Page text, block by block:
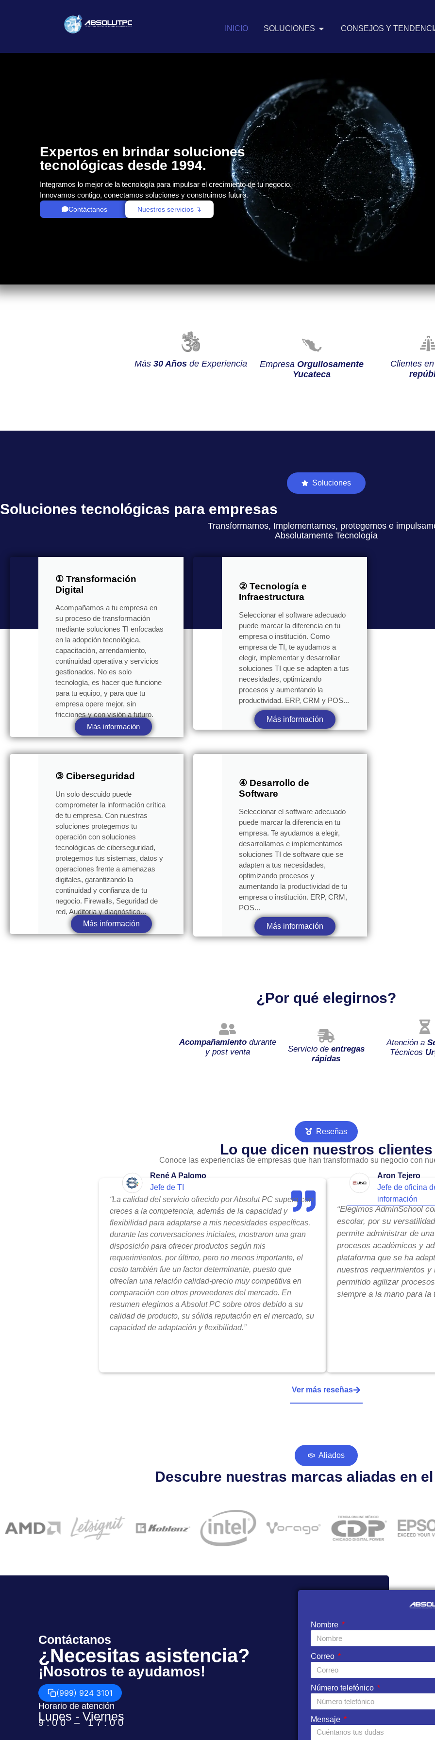
INICIO SOLUCIONES CONSEJOS Y
Expertos en brindar soluciones
tecnológicas desde 1994.
Integramos lo mejor de la tecnología para impulsar el crecimiento de tu negocio.
Innovamos contigo, conectamos soluciones y construimos futuro.
Contáctanos Nuestros servicios ↴
Más 30 Años de Experiencia Empresa Orgullosamente
Yucateca
Clientes
Soluciones
Soluciones tecnológicas para empresas
Transformamos, Implementamos, protegemos e
Absolutamente Tecnología
① Transformación
Digital
Acompañamos a tu empresa en
su proceso de transformación
mediante soluciones TI enfocadas
en la adopción tecnológica,
capacitación, arrendamiento,
continuidad operativa y servicios
gestionados. No es solo
tecnología, es hacer que funcione
para tu equipo, y para que tu
empresa opere mejor, sin
fricciones y con visión a futuro.
Más información
② Tecnología e
Infraestructura
Seleccionar el software adecuado
puede marcar la diferencia en tu
empresa o institución. Como
empresa de TI, te ayudamos a
elegir, implementar y desarrollar
soluciones TI que se adapten a tus
necesidades, optimizando
procesos y aumentando la
productividad. ERP, CRM y POS...
Más información
③ Ciberseguridad
Un solo descuido puede
comprometer la información crítica
de tu empresa. Con nuestras
soluciones protegemos tu
operación con soluciones
tecnológicas de ciberseguridad,
protegemos tus sistemas, datos y
operaciones frente a amenazas
digitales, garantizando la
continuidad y confianza de tu
negocio. Firewalls, Seguridad de
red, Auditoria y diagnóstico...
Más información
④ Desarrollo de
Software
Seleccionar el software adecuado
puede marcar la diferencia en tu
empresa. Te ayudamos a elegir,
desarrollamos e implementamos
soluciones TI de software que se
adapten a tus necesidades,
optimizando procesos y
aumentando la productividad de tu
empresa o institución. ERP, CRM,
POS...
Más información
¿Por qué elegirnos?
Acompañamientodurante
y post venta
Servicio de entregas
rápidas
Atención a
Técnicos
Reseñas
Lo que dicen nuestros clientes
Conoce las experiencias de empresas que han transformado su negocio con
René A Palomo
Jefe de TI
“La calidad del servicio ofrecido por Absolut PC supera con
creces a la competencia, además de la capacidad y
flexibilidad para adaptarse a mis necesidades específicas,
durante las conversaciones iniciales, mostraron una gran
disposición para ofrecer productos según mis
requerimientos, por último, pero no menos importante, el
costo también fue un factor determinante, puesto que
ofrecían una relación calidad-precio muy competitiva en
comparación con otros proveedores del mercado. En
resumen elegimos a Absolut PC sobre otros debido a su
calidad de producto, su sólida reputación en el mercado, su
capacidad de adaptación y flexibilidad.”
Aron Tejero
Jefe de oficina
información
“Elegimos AdminSchool
escolar, por su
permite administrar de
procesos académicos y
plataforma que se ha
nuestros requerimientos y
permitido agilizar
siempre a la mano para la
Ver más reseñas
Aliados
Descubre nuestras marcas aliadas en
Nombre
Correo
Número telefónico
Mensaje
Contáctanos
¿Necesitas asistencia?
¡Nosotros te ayudamos!
(999) 924 3101
Horario de atención
Lunes - Viernes
9:00 – 17:00